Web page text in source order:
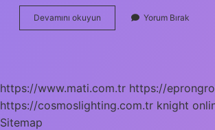
Devamını okuyun
Kas
Yorum Bırak
https://www.mati.com.tr https://
https://cosmoslighting.com.tr knight
Sitemap